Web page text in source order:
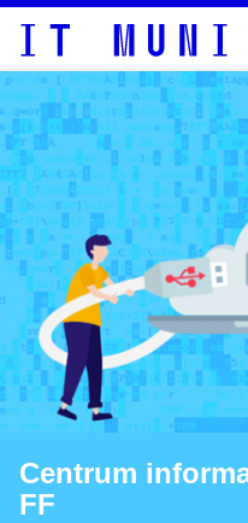
Centrum
FF